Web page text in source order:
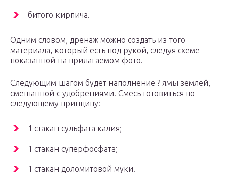
битого кирпича.
Одним словом, дренаж можно создать из того
материала, который есть под рукой, следуя схеме
показанной на прилагаемом фото.
Следующим шагом будет наполнение ? ямы землей,
смешанной с удобрениями. Смесь готовиться по
следующему принципу:
1 стакан сульфата калия;
1 стакан суперфосфата;
1 стакан доломитовой муки.